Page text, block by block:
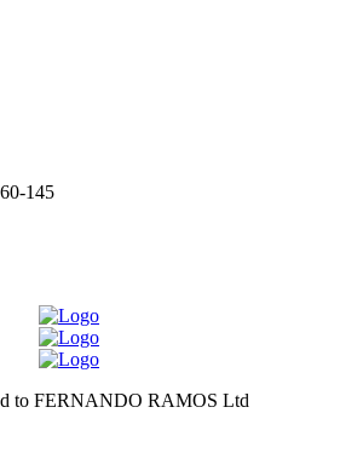
145
to FERNANDO RAMOS Ltd